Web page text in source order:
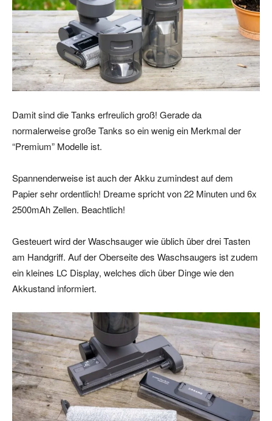
Damit sind die Tanks erfreulich groß! Gerade da
normalerweise große Tanks so ein wenig ein Merkmal der
“Premium” Modelle ist.
Spannenderweise ist auch der Akku zumindest auf dem
Papier sehr ordentlich! Dreame spricht von 22 Minuten und 6x
2500mAh Zellen. Beachtlich!
Gesteuert wird der Waschsauger wie üblich über drei Tasten
am Handgriff. Auf der Oberseite des Waschsaugers ist zudem
ein kleines LC Display, welches dich über Dinge wie den
Akkustand informiert.